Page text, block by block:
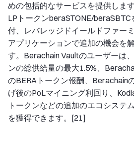
めの包括的なサービスを提供しま
LPトークンberaSTONE/
付、レバレッジドイールドファー
アプリケーションで追加の機会を
す。Berachain Vaultのユーザーは
ンの総供給量の最大1.5%、
のBERAトークン報酬、Berachain
げ後のPoLマイニング利回り、
トークンなどの追加のエコシステ
を獲得できます。[21]